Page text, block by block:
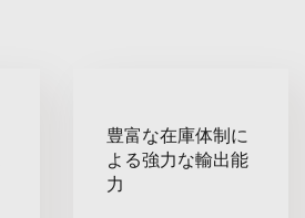
豊富な在庫体制に
よる強力な輸出能
力